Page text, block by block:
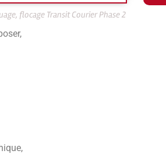
flocage Transit Courier Phase 2